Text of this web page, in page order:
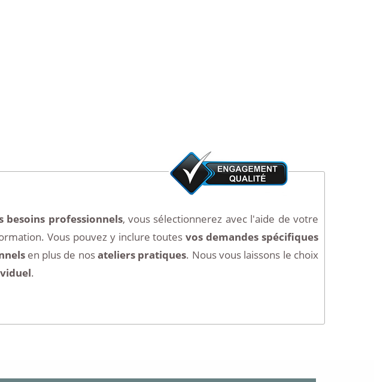
professionnels, vous sélectionnerez avec l'aide de votre
Vous pouvez y inclure toutesvos demandes spécifiques
en plus de nosateliers pratiques. Nous vous laissons le choix
.